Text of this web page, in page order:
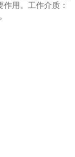
用。工作介质：